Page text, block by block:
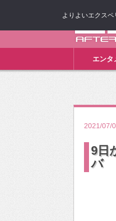
エンタ
2021/07/
9日
バ
よりよいエクス